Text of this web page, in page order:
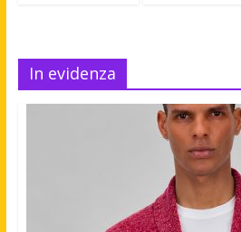
In evidenza